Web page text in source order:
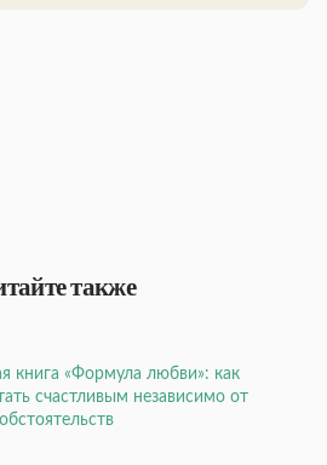
также